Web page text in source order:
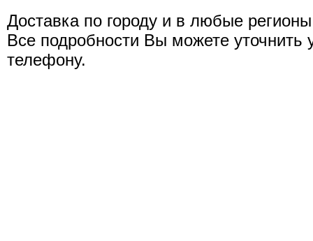
Доставка по городу и в любые
Все подробности Вы можете
телефону.